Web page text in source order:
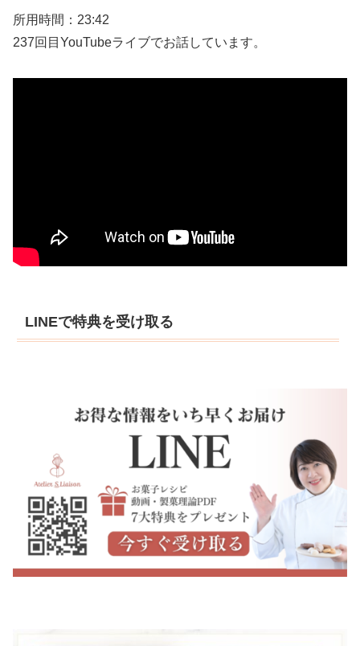
所用時間：23:42
237回目YouTubeライブでお話しています。
LINEで特典を受け取る